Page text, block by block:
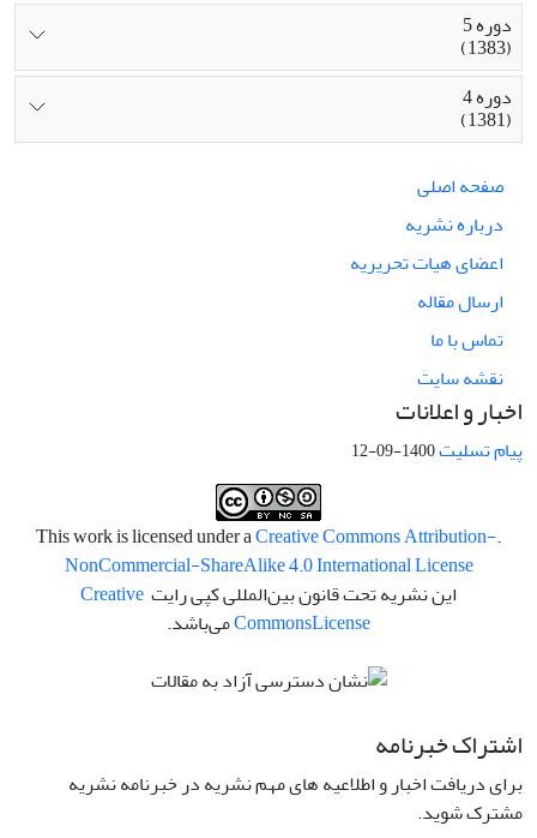
دوره 5
(1383)
دوره 4
(1381)
صفحه اصلی
درباره نشریه
اعضای هیات تحریریه
ارسال مقاله
تماس با ما
نقشه سایت
اخبار و اعلانات
پیام تسلیت1400-09-12
.This work is licensed under a
Creative Commons Attribution-
NonCommercial-ShareAlike 4.0 International License
این نشریه تحت قانون بین‌المللی کپی رایت Creative
CommonsLicense می‌باشد.
اشتراک خبرنامه
برای دریافت اخبار و اطلاعیه های مهم نشریه در خبرنامه نشریه
مشترک شوید.